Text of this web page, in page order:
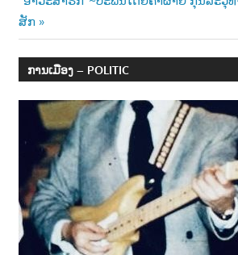
Post:
ສັກ
ການເມືອງ – POLITIC